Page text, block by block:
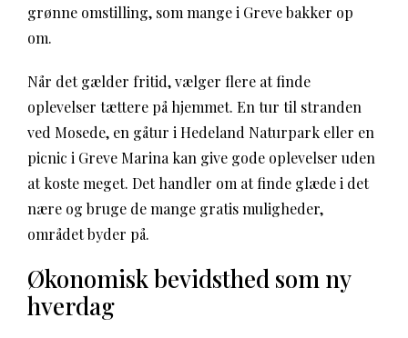
grønne omstilling, som mange i Greve bakker op
om.
Når det gælder fritid, vælger flere at finde
oplevelser tættere på hjemmet. En tur til stranden
ved Mosede, en gåtur i Hedeland Naturpark eller en
picnic i Greve Marina kan give gode oplevelser uden
at koste meget. Det handler om at finde glæde i det
nære og bruge de mange gratis muligheder,
området byder på.
Økonomisk bevidsthed som ny
hverdag